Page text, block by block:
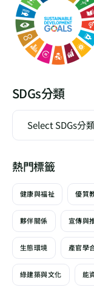
SDGs分類
熱門標籤
健康與福祉 優質
夥伴關係 宣傳與
生態環境 產官學
綠建築與文化 能